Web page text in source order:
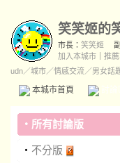
笑笑姬的
市長： 笑笑姬
加入本城市
推
udn／城市／情感交流／男女話
本城市首頁
‧ 所有討論版
‧ 不分版